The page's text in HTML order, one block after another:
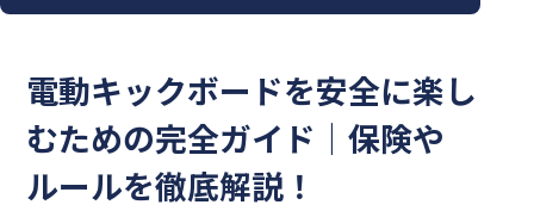
電動キックボードを安全に楽し
むための完全ガイド｜保険や
ルールを徹底解説！